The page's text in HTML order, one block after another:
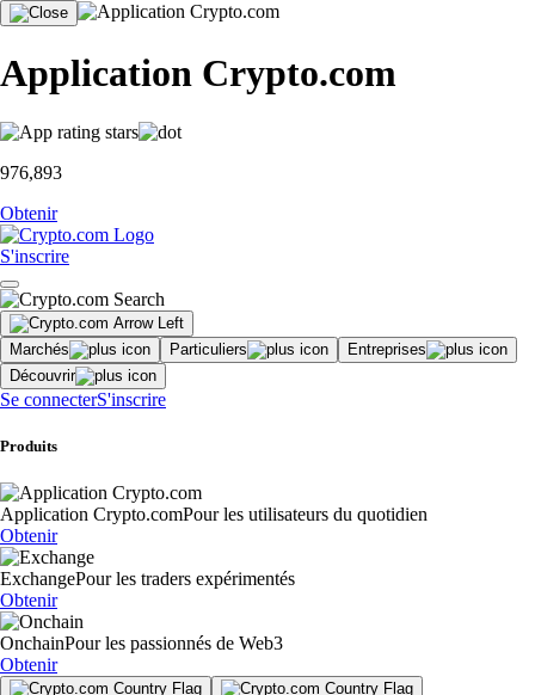
Application Crypto.com
976,893
Obtenir
S'inscrire
Marchés Particuliers
Entreprises
Découvrir
Se connecterS'inscrire
Produits
Application Crypto.comPour les utilisateurs du quotidien
Obtenir
ExchangePour les traders expérimentés
Obtenir
OnchainPour les passionnés de Web3
Obtenir